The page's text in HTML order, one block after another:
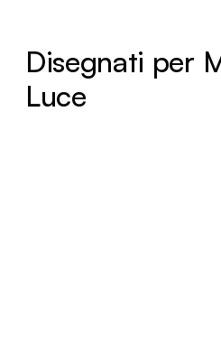
Disegnati per
Luce